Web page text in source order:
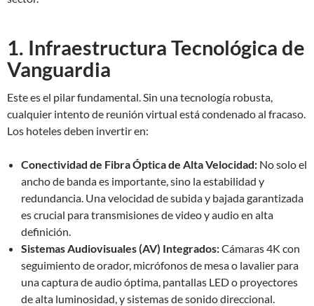
1. Infraestructura Tecnológica de
Vanguardia
Este es el pilar fundamental. Sin una tecnología robusta,
cualquier intento de reunión virtual está condenado al fracaso.
Los hoteles deben invertir en:
Conectividad de Fibra Óptica de Alta Velocidad: No solo el
ancho de banda es importante, sino la estabilidad y
redundancia. Una velocidad de subida y bajada garantizada
es crucial para transmisiones de video y audio en alta
definición.
Sistemas Audiovisuales (AV) Integrados:Cámaras 4K con
seguimiento de orador, micrófonos de mesa o lavalier para
una captura de audio óptima, pantallas LED o proyectores
de alta luminosidad, y sistemas de sonido direccional.